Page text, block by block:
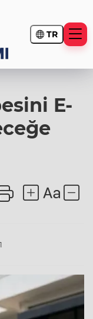
TR
E-